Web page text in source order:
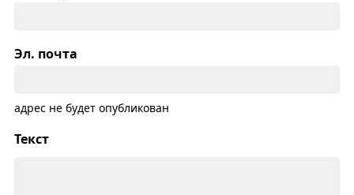
Эл. почта
адрес не будет опубликован
Текст